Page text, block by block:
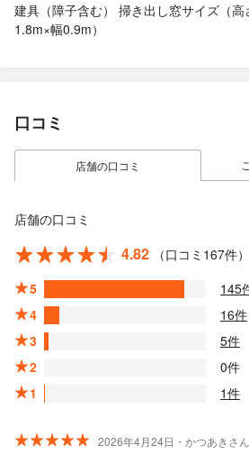
建具（障子含む） 掃き出し窓サイズ（高
1.8m×幅0.9m）
口コミ
店舗の口コミ
店舗の口コミ
4.82
（口コミ167件）
5
145
4
16件
3
5件
2
0件
1
1件
2026年4月24日・かつあきさん